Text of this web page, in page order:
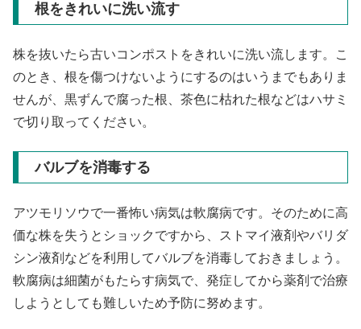
根をきれいに洗い流す
株を抜いたら古いコンポストをきれいに洗い流します。こ
のとき、根を傷つけないようにするのはいうまでもありま
せんが、黒ずんで腐った根、茶色に枯れた根などはハサミ
で切り取ってください。
バルブを消毒する
アツモリソウで一番怖い病気は軟腐病です。そのために高
価な株を失うとショックですから、ストマイ液剤やバリダ
シン液剤などを利用してバルブを消毒しておきましょう。
軟腐病は細菌がもたらす病気で、発症してから薬剤で治療
しようとしても難しいため予防に努めます。